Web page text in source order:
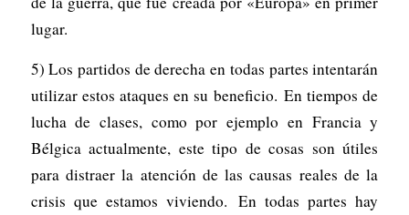
lugar.
5) Los partidos de derecha en todas partes intentarán
utilizar estos ataques en su beneficio. En tiempos de
lucha de clases, como por ejemplo en Francia y
Bélgica actualmente, este tipo de cosas son útiles
para distraer la atención de las causas reales de la
crisis que estamos viviendo. En todas partes hay